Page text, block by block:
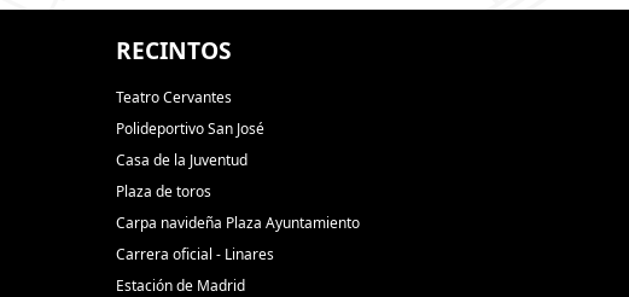
RECINTOS
Teatro Cervantes
Polideportivo San José
Casa de la Juventud
Plaza de toros
Carpa navideña Plaza Ayuntamiento
Carrera oficial - Linares
Estación de Madrid